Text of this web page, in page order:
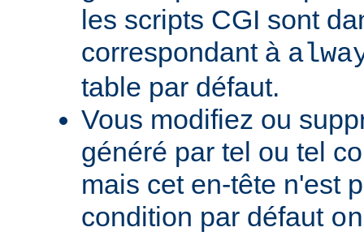
les scripts CGI sont
correspondant à
table par défaut.
Vous modifiez ou
généré par tel ou tel
mais cet en-tête n'est
condition par défaut